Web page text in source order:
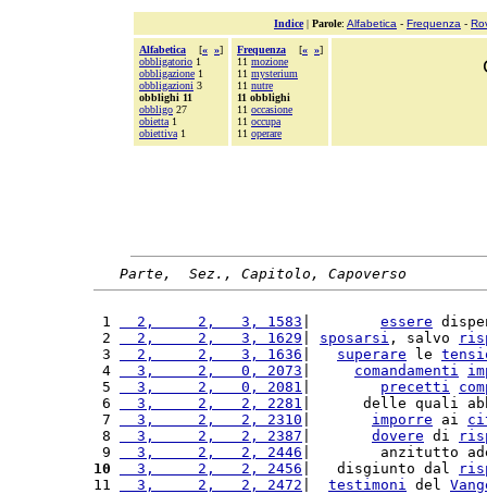
Indice| Parole: Alfabetica - Frequenza -
Alfabetica [« »]
obbligatorio 1
obbligazione 1
obbligazioni 3
obblighi 11
obbligo 27
obietta 1
obiettiva 1
Frequenza [« »]
11 mozione
11 mysterium
11 nutre
11 obblighi
11 occasione
11 occupa
11 operare
Parte,  Sez., Capitolo, Capoverso
1
  2,     2,   3, 1583
essere
2
  2,     2,   3, 1629
sposarsi , salvo
3
  2,     2,   3, 1636
superare le
4
  3,     2,   0, 2073
comandamenti
5
  3,     2,   0, 2081
precetti
6
  3,     2,   2, 2281
|      delle quali
7
  3,     2,   2, 2310
imporre ai
8
  3,     2,   2, 2387
dovere di
9
  3,     2,   2, 2446
|        anzitutto
10
  3,     2,   2, 2456
|   disgiunto dal
11
  3,     2,   2, 2472
testimoni del